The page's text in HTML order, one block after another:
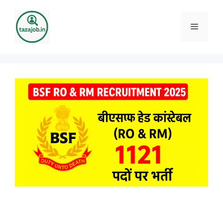
content
Menu